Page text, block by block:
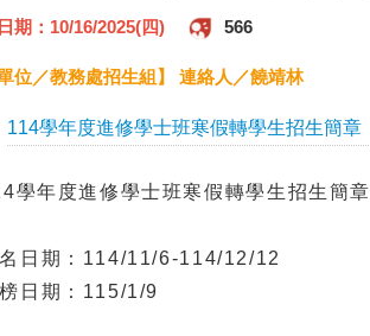
期：10/16/2025(四) 566
單位／教務處招生組】 連絡人／饒靖林
114學年度進修學士班寒假轉學生招生簡章
學年度進修學士班寒假轉學生招生簡章
日期：114/11/6-114/12/12
日期：115/1/9